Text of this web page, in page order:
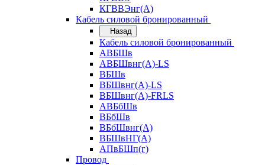
КГВВЭнг(А)
Кабель силовой бронированный
Назад
Кабель силовой бронированный
АВБШв
АВБШвнг(А)-LS
ВБШв
ВБШвнг(А)-LS
ВБШвнг(А)-FRLS
АВБбШв
ВБбШв
ВБбШвнг(А)
ВБШвНГ(А)
АПвБШп(г)
Провод